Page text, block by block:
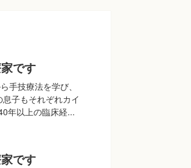
です
手技療法を学び、
子もそれぞれカイ
年以上の臨床経...
です